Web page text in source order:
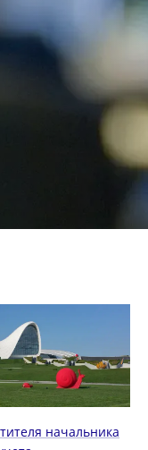
начальника